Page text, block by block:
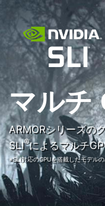
マルチ
ARMORシリーズの
SLI®によるマルチ
※SLI対応のGPUを搭載したモデル